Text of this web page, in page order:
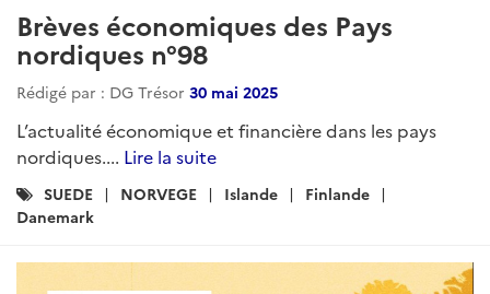
Brèves économiques des Pays
nordiques n°98
Rédigé par : DG Trésor 30 mai 2025
L’actualité économique et financière dans les pays
nordiques.... Lire la suite
Catégories
:
SUEDE NORVEGE Islande
Finlande
Danemark